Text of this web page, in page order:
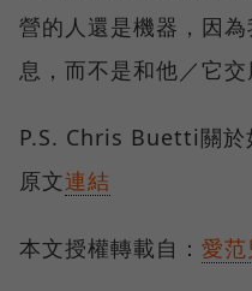
營的人還是機器，因
息，而不是和他／它交
P.S. Chris Buetti關於
原文連結
本文授權轉載自： 愛范